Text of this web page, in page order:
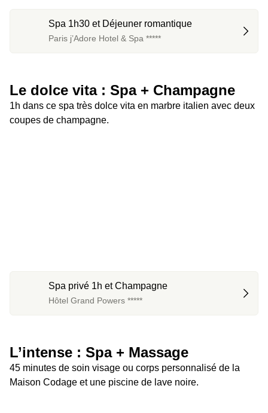
Spa 1h30 et Déjeuner romantique
Paris j’Adore Hotel & Spa *****
Le dolce vita : Spa + Champagne
1h dans ce spa très dolce vita en marbre italien avec deux
coupes de champagne.
Spa privé 1h et Champagne
Hôtel Grand Powers *****
L’intense : Spa + Massage
45 minutes de soin visage ou corps personnalisé de la
Maison Codage et une piscine de lave noire.